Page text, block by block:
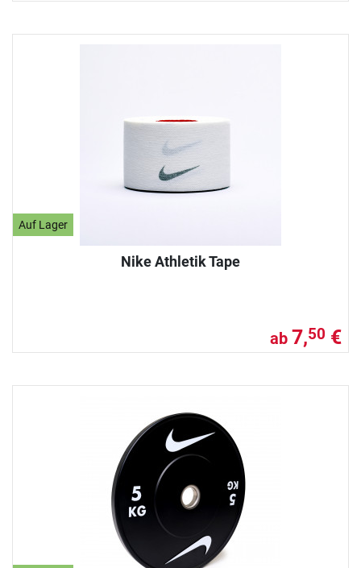
Auf Lager
Nike Athletik Tape
ab 7,50 €